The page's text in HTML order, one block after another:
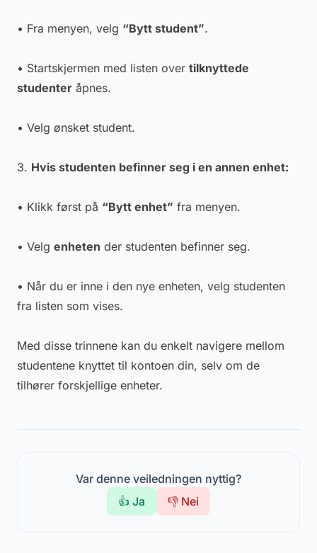
• Fra menyen, velg “Bytt student”.
• Startskjermen med listen over tilknyttede
studenter åpnes.
• Velg ønsket student.
3. Hvis studenten befinner seg i en annen enhet:
• Klikk først på “Bytt enhet” fra menyen.
• Velg enheten der studenten befinner seg.
• Når du er inne i den nye enheten, velg studenten
fra listen som vises.
Med disse trinnene kan du enkelt navigere mellom
studentene knyttet til kontoen din, selv om de
tilhører forskjellige enheter.
Var denne veiledningen nyttig?
👍 Ja
👎 Nei